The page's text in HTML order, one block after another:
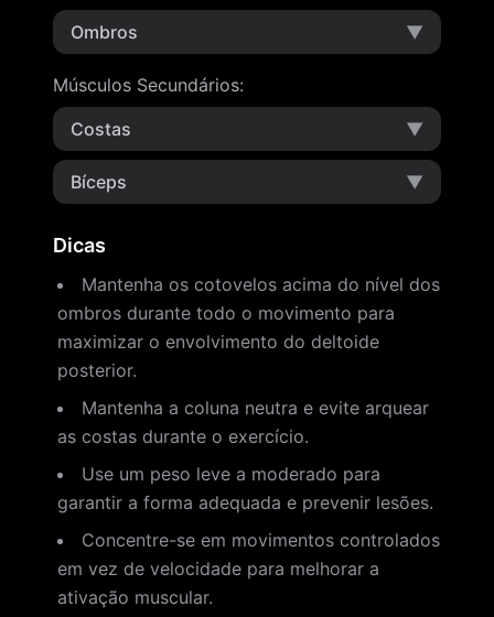
Ombros
▼
Músculos Secundários:
Costas
▼
Bíceps ▼
Dicas
Mantenha os cotovelos acima do nível dos
ombros durante todo o movimento para
maximizar o envolvimento do deltoide
posterior.
Mantenha a coluna neutra e evite arquear
as costas durante o exercício.
Use um peso leve a moderado para
garantir a forma adequada e prevenir lesões.
Concentre-se em movimentos controlados
em vez de velocidade para melhorar a
ativação muscular.